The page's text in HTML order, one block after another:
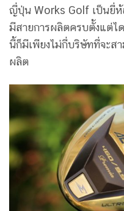
ญี่ปุ่น Works Golf เป็นยี่
มีสายการผลิตครบตั้งแต่ไ
นี้ก็มีเพียงไม่กี่บริษัทที่จะส
ผลิต